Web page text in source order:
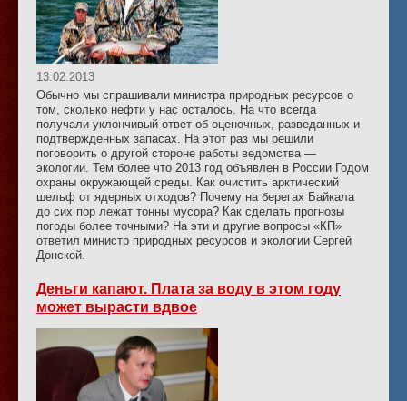
13.02.2013
Обычно мы спрашивали министра природных ресурсов о
том, сколько нефти у нас осталось. На что всегда
получали уклончивый ответ об оценочных, разведанных и
подтвержденных запасах. На этот раз мы решили
поговорить о другой стороне работы ведомства —
экологии. Тем более что 2013 год объявлен в России Годом
охраны окружающей среды. Как очистить арктический
шельф от ядерных отходов? Почему на берегах Байкала
до сих пор лежат тонны мусора? Как сделать прогнозы
погоды более точными? На эти и другие вопросы «КП»
ответил министр природных ресурсов и экологии Сергей
Донской.
Деньги капают. Плата за воду в этом году
может вырасти вдвое